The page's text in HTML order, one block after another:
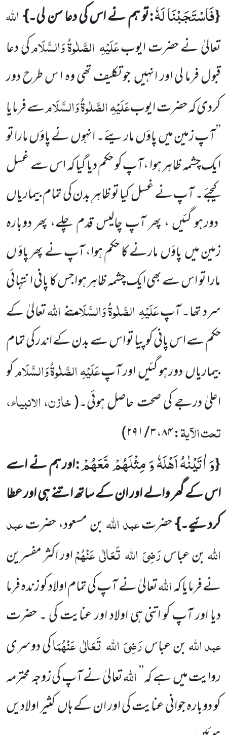
{فَاسْتَجَبْنَا لَهٗ:تو ہم نے اس کی دعا سن لی۔}اللہ
تعالیٰ نے حضرت ایوبعَلَیْہِ الصَّلٰوۃُ وَالسَّلَامکی دعا
قبول فرما لی اور انہیںجو تکلیف تھی وہ ا س طرح دور
کردی کہ حضرت ایوبعَلَیْہِالصَّلٰوۃُ وَالسَّلَامسے فرمایا
’’ آپ زمین میںپاؤںماریئے۔ انہوںنے پاؤںمارا تو
ایک چشمہ ظاہر ہوا ،آپ کو حکم دیا گیا کہ اس سے غسل
کیجئے ۔ آپ نے غسل کیا تو ظاہرِ بدن کی تمامبیماریاں
دور ہو گئیں ، پھر آپ چالیس قدم چلے، پھر دوبارہ
زمین میںپاؤںمارنے کا حکم ہوا، آپ نے پھر پاؤ ں
مارا تو اسسے بھی ایک چشمہ ظاہر ہوا جس کا پانی انتہائی
سرد تھا۔ آپعَلَیْہِالصَّلٰوۃُ وَالسَّلَامنےاللہتعالیٰ کے
حکم سے اس پانی کو پیا تو اس سے بدن کے اندر کی تمام
بیماریاںدور ہو گئیںاور آپعَلَیْہِالصَّلٰوۃُ وَالسَّلَامکو
اعلیٰ درجے کی صحت حاصل ہوئی۔(خازن، الانبیاء،
تحت الآیۃ: ۸۴، ۳ / ۲۹۱ )
{وَ اٰتَیْنٰهُ اَهْلَهٗ وَ مِثْلَهُمْ مَّعَهُمْ:اور ہم نے اسے
اس کے گھر والے اور ان کے ساتھ اتنے ہی اور عطا
کردئیے۔}حضرتعبد اللہبن مسعود، حضرتعبد
اللہبن عباسرَضِیَاللہتَعَالٰیعَنْہُمْاور اکثر مفسرین
نے فرمایا کہاللہتعالیٰ نے آپکی تمام اولاد کو زندہ فرما
دیا اور آپ کو اتنی ہی اولاد اور عنایت کی ۔ حضرت
عبد اللہبن عباسرَضِیَاللہتَعَالٰیعَنْہُمَاکی دوسری
روایت میںہے کہ’’اللہتعالیٰ نے آپ کی زوجہ محترمہ
کو دوبارہ جوانی عنایت کی اور ان کے ہاںکثیر اولادیں